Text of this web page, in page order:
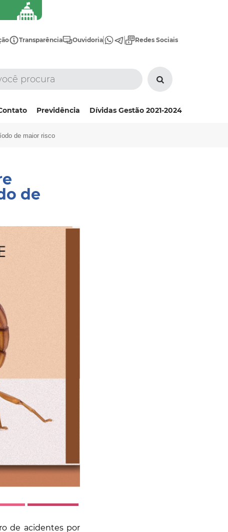
Transparência Ouvidoria Redes Sociais
Previdência Dívidas Gestão 2021-2024
de maior risco
de
de acidentes por